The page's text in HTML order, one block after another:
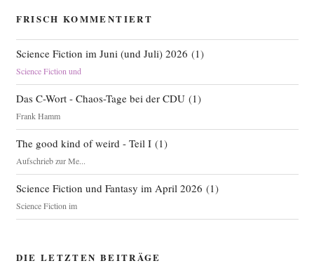
FRISCH KOMMENTIERT
Science Fiction im Juni (und Juli) 2026 (1)
Science Fiction und
Das C-Wort - Chaos-Tage bei der CDU(1)
Frank Hamm
The good kind of weird - Teil I(1)
Aufschrieb zur Me...
Science Fiction und Fantasy im April 2026 (1)
Science Fiction im
DIE LETZTEN BEITRÄGE